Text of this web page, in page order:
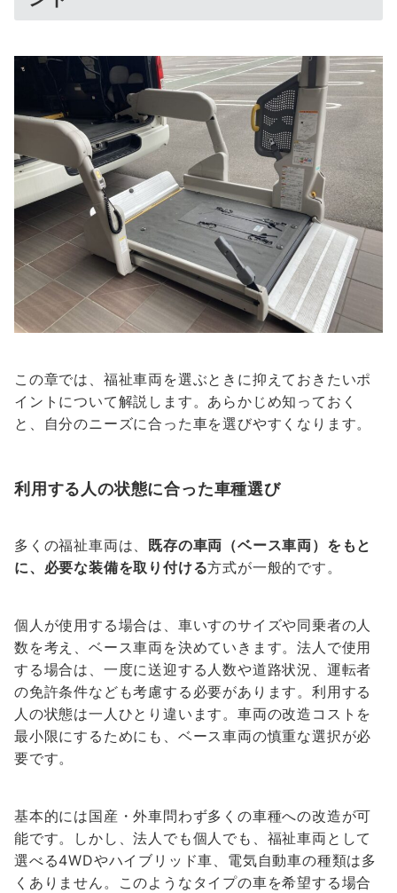
この章では、福祉車両を選ぶときに抑えておきたいポ
イントについて解説します。あらかじめ知っておく
と、自分のニーズに合った車を選びやすくなります。
利用する人の状態に合った車種選び
多くの福祉車両は、 既存の車両（ベース車両）をもと
に、必要な装備を取り付ける方式が一般的です。
個人が使用する場合は、車いすのサイズや同乗者の人
数を考え、ベース車両を決めていきます。法人で使用
する場合は、一度に送迎する人数や道路状況、運転者
の免許条件なども考慮する必要があります。利用する
人の状態は一人ひとり違います。車両の改造コストを
最小限にするためにも、ベース車両の慎重な選択が必
要です。
基本的には国産・外車問わず多くの車種への改造が可
能です。しかし、法人でも個人でも、福祉車両として
選べる4WDやハイブリッド車、電気自動車の種類は多
くありません。このようなタイプの車を希望する場合